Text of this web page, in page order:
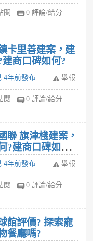
閱
0 評論/給分
卡里善建案，建
商口碑如何?
4年前發布 舉報
閱
0 評論/給分
聯 旗津棧建案，
?建商口碑如
4年前發布 舉報
閱
0 評論/給分
館評價? 探索寵
餐廳嗎?